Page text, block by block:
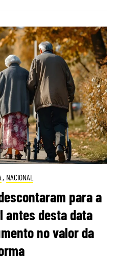
, NACIONAL
para a
antes desta data
no valor da